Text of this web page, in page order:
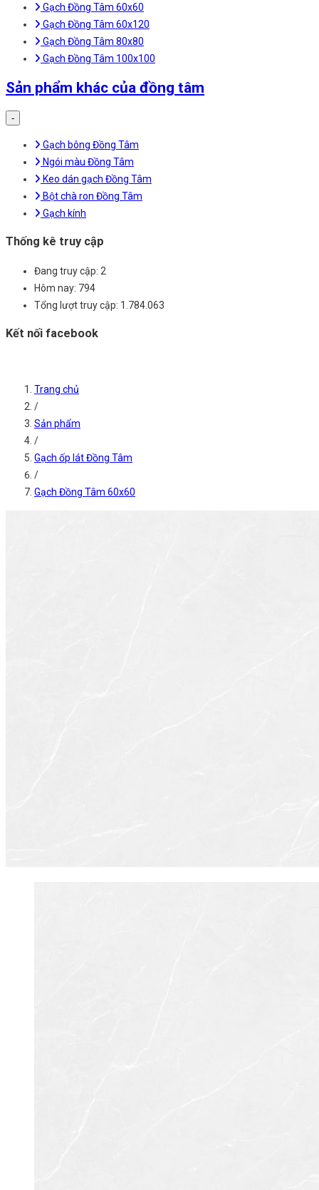
Gạch Đồng Tâm 60x60
Gạch Đồng Tâm 60x120
Gạch Đồng Tâm 80x80
Gạch Đồng Tâm 100x100
Sản phẩm khác của đồng tâm
-
Gạch bông Đồng Tâm
Ngói màu Đồng Tâm
Keo dán gạch Đồng Tâm
Bột chà ron Đồng Tâm
Gạch kính
Thống kê truy cập
Đang truy cập: 2
Hôm nay: 794
Tổng lượt truy cập: 1.784.063
Kết nối facebook
Trang chủ
/
Sản phẩm
/
Gạch ốp lát Đồng Tâm
/
Gạch Đồng Tâm 60x60